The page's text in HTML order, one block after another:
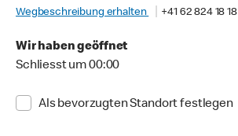
Wegbeschreibung erhalten
+41 62 824 18 18
Wir haben geöffnet
Schliesst um 00:00
Als bevorzugten Standort festlegen